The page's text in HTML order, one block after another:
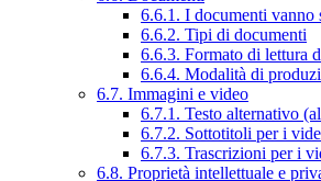
6.6.1. I documenti vanno
6.6.2. Tipi di documenti
6.6.3. Formato di lettura
6.6.4. Modalità di
6.7. Immagini e video
6.7.1. Testo alternativo
6.7.2. Sottotitoli per i
6.7.3. Trascrizioni per i
6.8. Proprietà intellettuale e